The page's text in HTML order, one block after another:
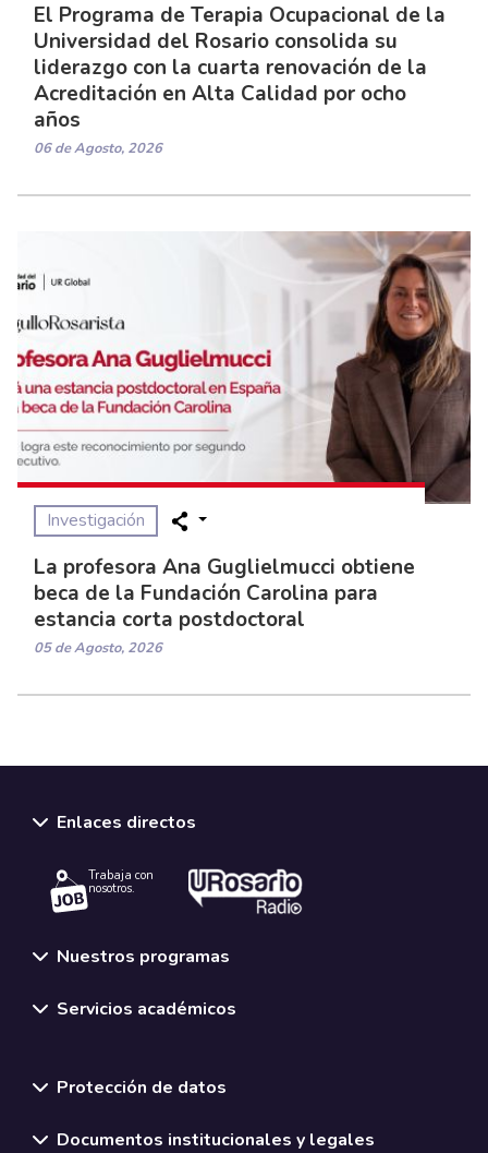
El Programa de Terapia Ocupacional de la
Universidad del Rosario consolida su
liderazgo con la cuarta renovación de la
Acreditación en Alta Calidad por ocho
años
06 de Agosto, 2026
Investigación
La profesora Ana Guglielmucci obtiene
beca de la Fundación Carolina para
estancia corta postdoctoral
05 de Agosto, 2026
Enlaces directos
Trabaja con
nosotros.
Nuestros programas
Servicios académicos
Protección de datos
Documentos institucionales y legales